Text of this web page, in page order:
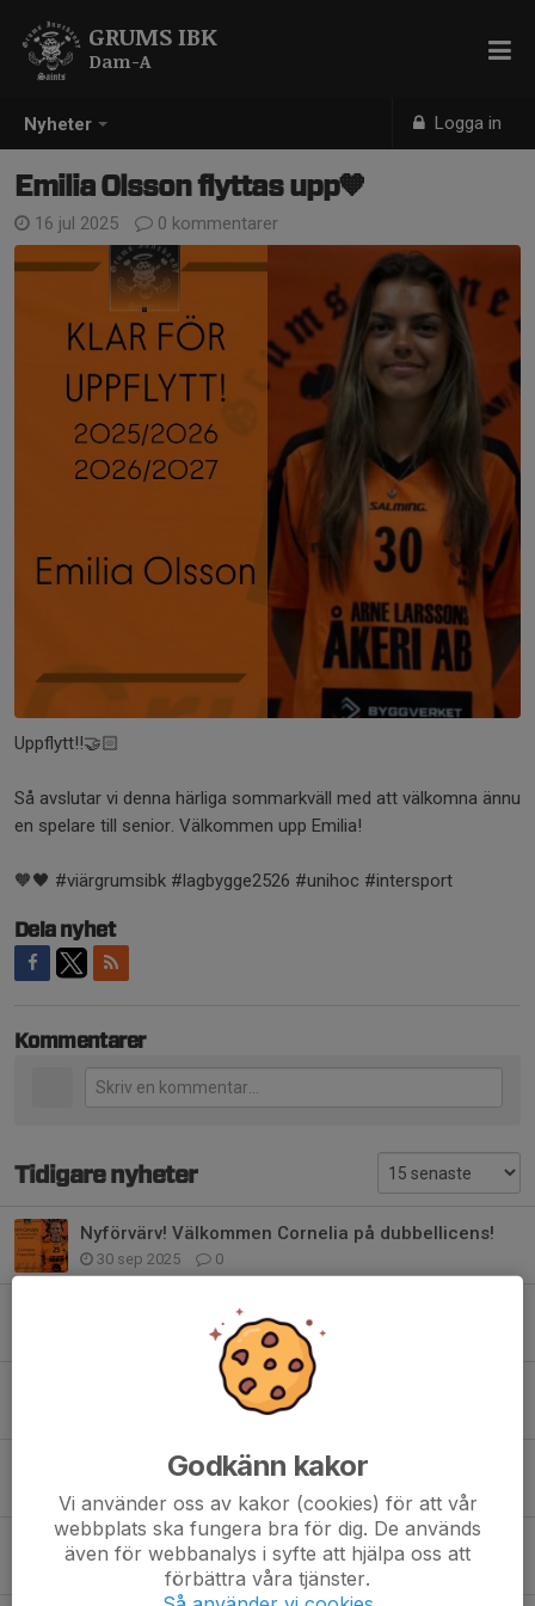
Nyheter Logga in
GRUMS IBK
Dam-A
Emilia Olsson flyttas upp🧡
16 jul 2025 0 kommentarer
Uppflytt!!🤝🏻
Så avslutar vi denna härliga sommarkväll med att välkomna ännu
en spelare till senior. Välkommen upp Emilia!
🧡🖤 #viärgrumsibk #lagbygge2526 #unihoc #intersport
Dela nyhet
Kommentarer
Tidigare nyheter
Nyförvärv! Välkommen Cornelia på dubbellicens!
30 sep 2025 0
Nyförvärv! Kimberly Berglund Dahvn kommer hem🧡
0
Nyförvärv! Savannha Westin hemma i Grums igen🧡
29 sep 2025
Nyförvärv! - Ebba Degerstedt klar för grums🧡
11 sep 2025 0
Godkänn kakor
Vi använder oss av kakor (cookies) för att vår
webbplats ska fungera bra för dig. De används
även för webbanalys i syfte att hjälpa oss att
förbättra våra tjänster.